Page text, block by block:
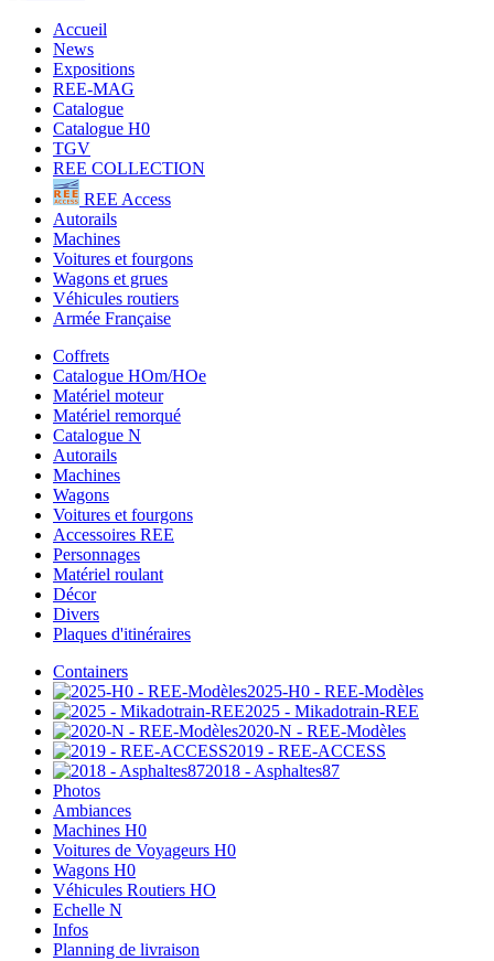
Accueil
News
Expositions
REE-MAG
Catalogue
Catalogue H0
TGV
REE COLLECTION
REE Access
Autorails
Machines
Voitures et fourgons
Wagons et grues
Véhicules routiers
Armée Française
Coffrets
Catalogue HOm/HOe
Matériel moteur
Matériel remorqué
Catalogue N
Autorails
Machines
Wagons
Voitures et fourgons
Accessoires REE
Personnages
Matériel roulant
Décor
Divers
Plaques d'itinéraires
Containers
2025-H0 - REE-Modèles
2025 - Mikadotrain-REE
2020-N - REE-Modèles
2019 - REE-ACCESS
2018 - Asphaltes87
Photos
Ambiances
Machines H0
Voitures de Voyageurs H0
Wagons H0
Véhicules Routiers HO
Echelle N
Infos
Planning de livraison